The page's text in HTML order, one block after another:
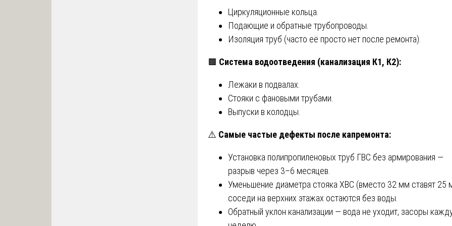
Циркуляционные кольца.
Подающие и обратные трубопроводы.
Изоляция труб (часто её просто нет после ремонта).
🟫 Система водоотведения (канализация К1, К2):
Лежаки в подвалах.
Стояки с фановыми трубами.
Выпуски в колодцы.
⚠️ Самые частые дефекты после капремонта:
Установка полипропиленовых труб ГВС без армирования —
разрыв через 3–6 месяцев.
Уменьшение диаметра стояка ХВС (вместо 32 мм ставят 25
соседи на верхних этажах остаются без воды.
Обратный уклон канализации — вода не уходит, засоры